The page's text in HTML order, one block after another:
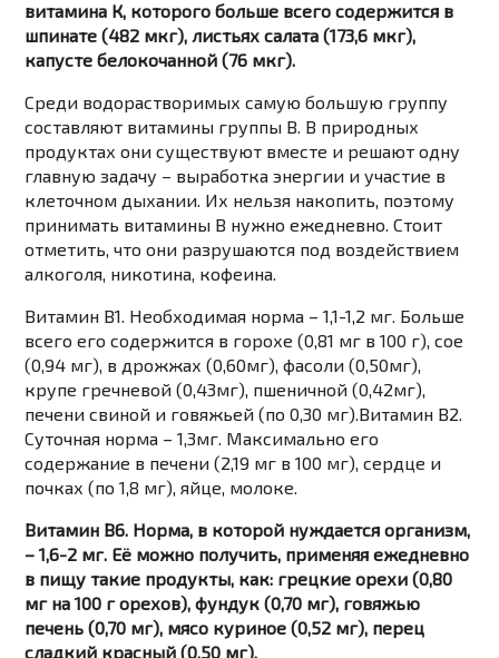
витамина К, которого больше всего содержится в
шпинате (482 мкг), листьях салата (173,6 мкг),
капусте белокочанной (76 мкг).
Среди водорастворимых самую большую группу
составляют витамины группы В. В природных
продуктах они существуют вместе и решают одну
главную задачу – выработка энергии и участие в
клеточном дыхании. Их нельзя накопить, поэтому
принимать витамины В нужно ежедневно. Стоит
отметить, что они разрушаются под воздействием
алкоголя, никотина, кофеина.
Витамин В1. Необходимая норма – 1,1-1,2 мг. Больше
всего его содержится в горохе (0,81 мг в 100 г), сое
(0,94 мг), в дрожжах (0,60мг), фасоли (0,50мг),
крупе гречневой (0,43мг), пшеничной (0,42мг),
печени свиной и говяжьей (по 0,30 мг).Витамин В2.
Суточная норма – 1,3мг. Максимально его
содержание в печени (2,19 мг в 100 мг), сердце и
почках (по 1,8 мг), яйце, молоке.
Витамин В6. Норма, в которой нуждается организм,
– 1,6-2 мг. Её можно получить, применяя ежедневно
в пищу такие продукты, как: грецкие орехи (0,80
мг на 100 г орехов), фундук (0,70 мг), говяжью
печень (0,70 мг), мясо куриное (0,52 мг), перец
сладкий красный (0,50 мг).